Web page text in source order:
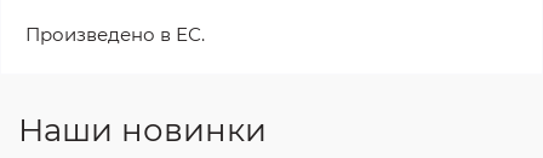
Произведено в ЕС.
Наши новинки